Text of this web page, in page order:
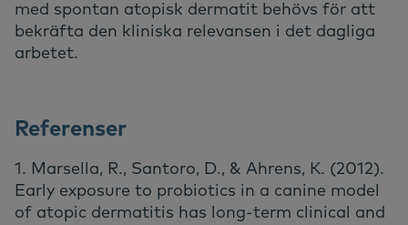
med spontan atopisk dermatit behövs för att
bekräfta den kliniska relevansen i det dagliga
arbetet.
Referenser
1. Marsella, R., Santoro, D., & Ahrens, K. (2012).
Early exposure to probiotics in a canine model
of atopic dermatitis has long-term clinical and